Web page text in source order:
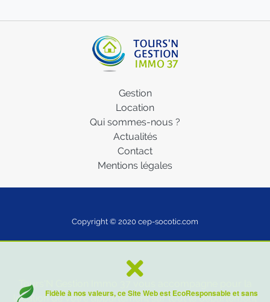
Fidèle à nos valeurs, ce Site Web est EcoResponsable et sans
Gestion
Location
Qui sommes-nous ?
Actualités
Contact
Mentions légales
Copyright © 2020 cep-socotic.com
Tours'N Gestion Immo 37 vous accompagne pour la
location de votre appartement sur tout le département